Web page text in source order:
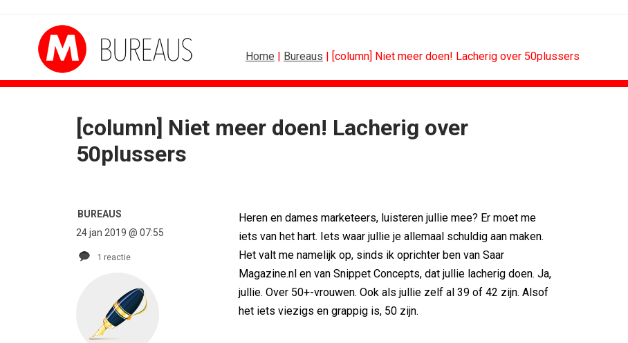
Home | Bureaus | [column] Niet meer doen! Lacherig over 50plussers
[column] Niet meer doen! Lacherig over
50plussers
BUREAUS
24 jan 2019 @ 07:55
1 reactie
Heren en dames marketeers, luisteren jullie mee? Er moet me
iets van het hart. Iets waar jullie je allemaal schuldig aan maken.
Het valt me namelijk op, sinds ik oprichter ben van Saar
Magazine.nl en van Snippet Concepts, dat jullie lacherig doen. Ja,
jullie. Over 50+-vrouwen. Ook als jullie zelf al 39 of 42 zijn. Alsof
het iets viezigs en grappig is, 50 zijn.
SPONSORING
Lego laat opnieuw Formule 1-coureurs...
Toy Story 5 komt tot leven in het...